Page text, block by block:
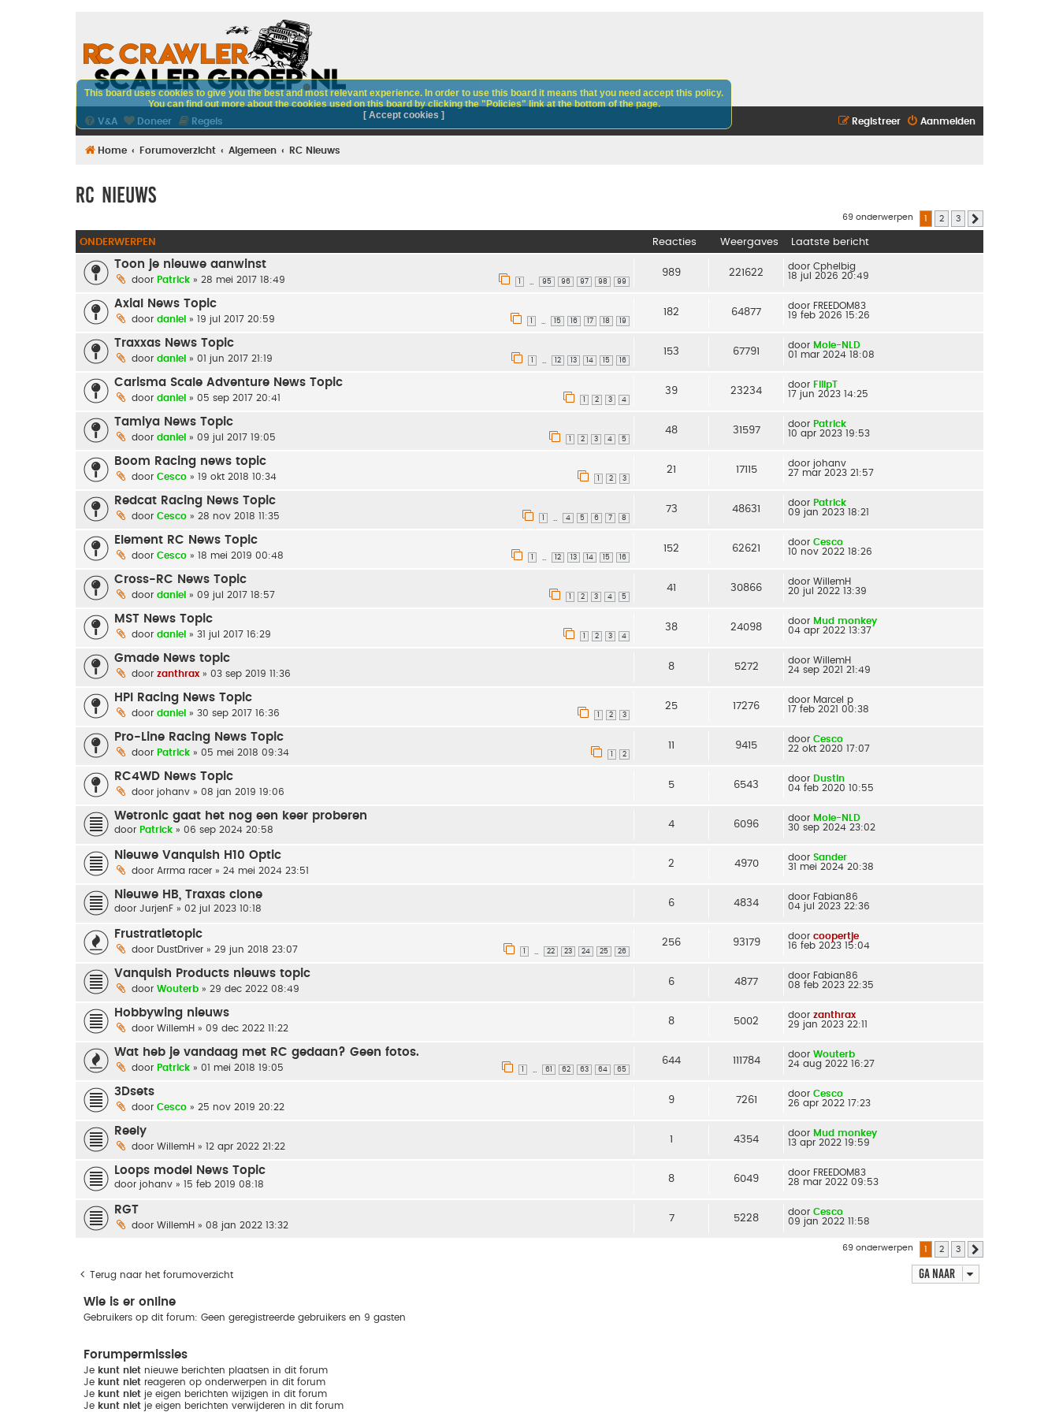
V&A Doneer Regels Aanmelden
Registreer
Home Forumoverzicht Algemeen RC Nieuws
RC Nieuws
69 onderwerpen 1 2 3
ONDERWERPEN Reacties Weergaves Laatste bericht
Toon je nieuwe aanwinst
door Patrick » 28 mei 2017 18:49 … 95 96 97 98 99
989 221622
door Cphelbig
18 jul 2026 20:49
Axial News Topic
door daniel » 19 jul 2017 20:59 … 15 16 17 18 19
182 64877
door FREEDOM83
19 feb 2026 15:26
Traxxas News Topic
door daniel » 01 jun 2017 21:19 … 12 13 14 15 16
153 67791
door Mole-NLD
01 mar 2024 18:08
Carisma Scale Adventure News Topic
door daniel » 05 sep 2017 20:41 2 3 4
39 23234
door FilipT
17 jun 2023 14:25
Tamiya News Topic
door daniel » 09 jul 2017 19:05 2 3 4 5
48 31597
door Patrick
10 apr 2023 19:53
Boom Racing news topic
door Cesco » 19 okt 2018 10:34 2 3
21 17115
door johanv
27 mar 2023 21:57
Redcat Racing News Topic
door Cesco » 28 nov 2018 11:35 … 4 5 6 7 8
73 48631
door Patrick
09 jan 2023 18:21
Element RC News Topic
door Cesco » 18 mei 2019 00:48 … 12 13 14 15 16
152 62621
door Cesco
10 nov 2022 18:26
Cross-RC News Topic
door daniel » 09 jul 2017 18:57 2 3 4 5
41 30866
door WillemH
20 jul 2022 13:39
MST News Topic
door daniel » 31 jul 2017 16:29 2 3 4
38 24098
door Mud monkey
04 apr 2022 13:37
Gmade News topic
door zanthrax » 03 sep 2019 11:36
8 5272
door WillemH
24 sep 2021 21:49
HPI Racing News Topic
door daniel » 30 sep 2017 16:36 2 3
25 17276
door Marcel p
17 feb 2021 00:38
Pro-Line Racing News Topic
door Patrick » 05 mei 2018 09:34 2
11 9415
door Cesco
22 okt 2020 17:07
RC4WD News Topic
door johanv » 08 jan 2019 19:06
5 6543
door Dustin
04 feb 2020 10:55
Wetronic gaat het nog een keer proberen
door Patrick » 06 sep 2024 20:58 4 6096
door Mole-NLD
30 sep 2024 23:02
Nieuwe Vanquish H10 Optic
door Arrma racer » 24 mei 2024 23:51
2 4970
door Sander
31 mei 2024 20:38
Nieuwe HB, Traxas clone
door JurjenF » 02 jul 2023 10:18 6 4834
door Fabian86
04 jul 2023 22:36
Frustratietopic
door DustDriver » 29 jun 2018 23:07 … 22 23 24 25 26
256 93179
door coopertje
16 feb 2023 15:04
Vanquish Products nieuws topic
door Wouterb » 29 dec 2022 08:49
6 4877
door Fabian86
08 feb 2023 22:35
Hobbywing nieuws
door WillemH » 09 dec 2022 11:22
8 5002
door zanthrax
29 jan 2023 22:11
Wat heb je vandaag met RC gedaan? Geen fotos.
door Patrick » 01 mei 2018 19:05 … 61 62 63 64 65
644 111784
door Wouterb
24 aug 2022 16:27
3Dsets
door Cesco » 25 nov 2019 20:22
9 7261
door Cesco
26 apr 2022 17:23
Reely
door WillemH » 12 apr 2022 21:22
1 4354
door Mud monkey
13 apr 2022 19:59
Loops model News Topic
door johanv » 15 feb 2019 08:18 8 6049
door FREEDOM83
28 mar 2022 09:53
RGT
door WillemH » 08 jan 2022 13:32
7 5228
door Cesco
09 jan 2022 11:58
69 onderwerpen 1 2 3
Terug naar het forumoverzicht Ga naar
Wie is er online
Gebruikers op dit forum: Geen geregistreerde gebruikers en 9 gasten
Forumpermissies
Je kunt niet nieuwe berichten plaatsen in dit forum
Je kunt niet reageren op onderwerpen in dit forum
Je kunt niet je eigen berichten wijzigen in dit forum
Je kunt niet je eigen berichten verwijderen in dit forum
This board uses cookies to give you the best and most relevant experience. In order to use this board it means that you need accept this policy.
You can find out more about the cookies used on this board by clicking the "Policies" link at the bottom of the page.
[ Accept cookies ]